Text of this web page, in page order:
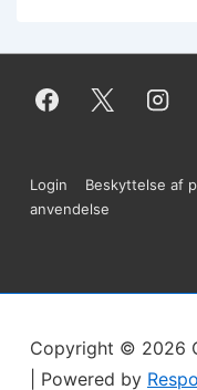
Sidefods-
Login Beskyttelse af
anvendelse
Copyright © 2026
| Powered by